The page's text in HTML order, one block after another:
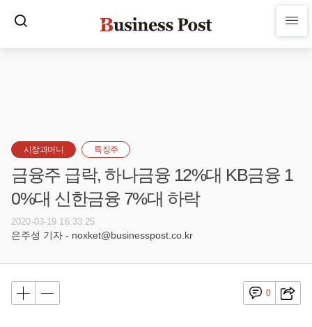
시장과머니 특징주
금융주 급락, 하나금융 12%대 KB금융 1
0%대 신한금융 7%대 하락
2020-03-19 16:33:25
은주성 기자 - noxket@businesspost.co.kr
0